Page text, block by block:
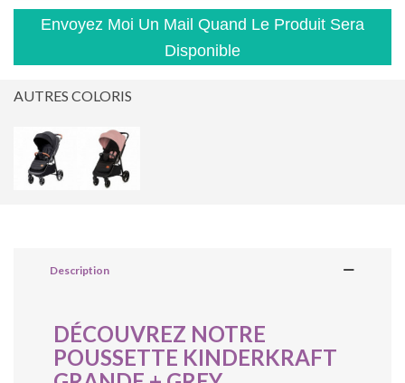
Envoyez Moi Un Mail Quand Le Produit Sera
Disponible
AUTRES COLORIS
Description
DÉCOUVREZ NOTRE
POUSSETTE KINDERKRAFT